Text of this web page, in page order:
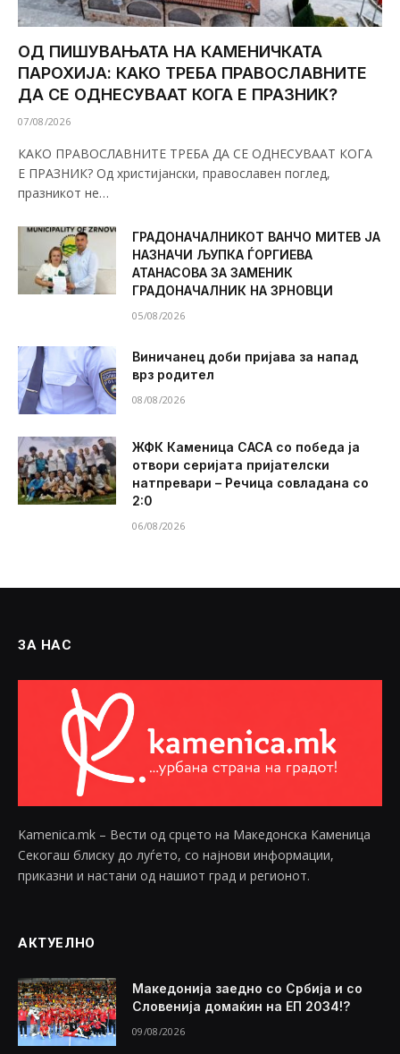
ОД ПИШУВАЊАТА НА КАМЕНИЧКАТА
ПАРОХИЈА: КАКО ТРЕБА ПРАВОСЛАВНИТЕ
ДА СЕ ОДНЕСУВААТ КОГА Е ПРАЗНИК?
07/08/2026
КАКО ПРАВОСЛАВНИТЕ ТРЕБА ДА СЕ ОДНЕСУВААТ КОГА
Е ПРАЗНИК? Од христијански, православен поглед,
празникот не…
ГРАДОНАЧАЛНИКОТ ВАНЧО МИТЕВ ЈА
НАЗНАЧИ ЉУПКА ЃОРГИЕВА
АТАНАСОВА ЗА ЗАМЕНИК
ГРАДОНАЧАЛНИК НА ЗРНОВЦИ
05/08/2026
Виничанец доби пријава за напад
врз родител
08/08/2026
ЖФК Каменица САСА со победа ја
отвори серијата пријателски
натпревари – Речица совладана со
2:0
06/08/2026
ЗА НАС
Kamenica.mk – Вести од срцето на Македонска Каменица
Секогаш блиску до луѓето, со најнови информации,
приказни и настани од нашиот град и регионот.
АКТУЕЛНО
Македонија заедно со Србија и со
Словенија домаќин на ЕП 2034!?
09/08/2026